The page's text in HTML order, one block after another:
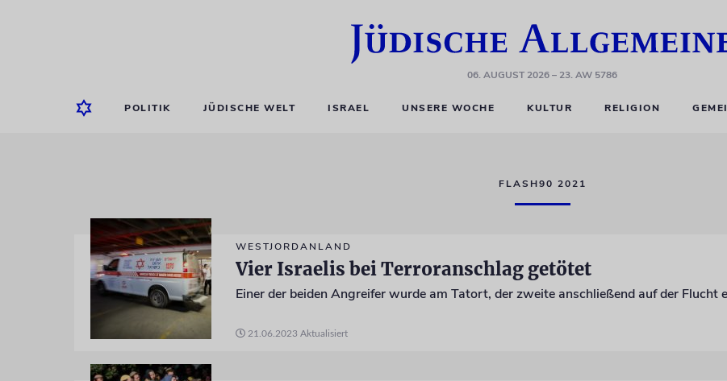
06. AUGUST 2026– 23. AW 5786
POLITIK JÜDISCHE WELT ISRAEL UNSERE WOCHE KULTUR RELIGION
FLASH90 2021
WESTJORDANLAND
Vier Israelis bei Terroranschlag getötet
Einer der beiden Angreifer wurde am Tatort, der zweite anschließend auf der Flucht
21.06.2023 Aktualisiert